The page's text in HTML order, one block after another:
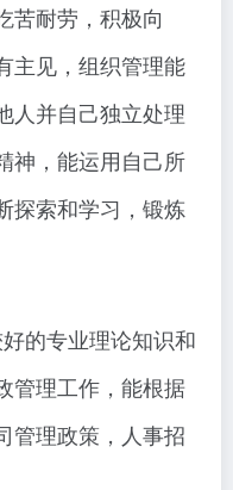
苦耐劳，积极向
主见，组织管理能
人并自己独立处理
神，能运用自己所
探索和学习，锻炼
的专业理论知识和
管理工作，能根据
管理政策，人事招